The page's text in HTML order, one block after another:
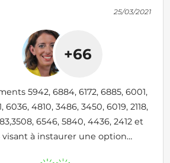
25/03/2021
+66
5942, 6884, 6172, 6885, 6001,
6036, 4810, 3486, 3450, 6019, 2118,
6546, 5840, 4436, 2412 et
visant à instaurer une option